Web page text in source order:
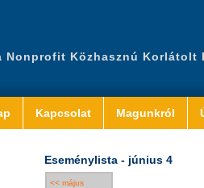
Nonprofit Közhasznú Korlátolt
Kapcsolat Magunkról
Eseménylista - június 4
<< május